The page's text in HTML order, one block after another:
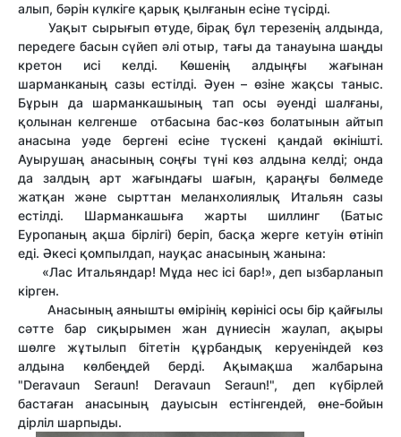
алып, бәрін күлкіге қарық қылғанын есіне түсірді.
Уақыт сырығып өтуде, бірақ бұл терезенің алдында,
передеге басын сүйеп әлі отыр, тағы да танауына шаңды
кретон исі келді. Көшенің алдыңғы жағынан
шарманканың сазы естілді. Әуен – өзіне жақсы таныс.
Бұрын да шарманкашының тап осы әуенді шалғаны,
қолынан келгенше отбасына бас-көз болатынын айтып
анасына уәде бергені есіне түскені қандай өкінішті.
Ауырушаң анасының соңғы түні көз алдына келді; онда
да залдың арт жағындағы шағын, қараңғы бөлмеде
жатқан және сырттан меланхолиялық Итальян сазы
естілді. Шарманкашыға жарты шиллинг (Батыс
Еуропаның ақша бірлігі) беріп, басқа жерге кетуін өтініп
еді. Әкесі қомпылдап, науқас анасының жанына:
«Лас Итальяндар! Мұда нес ісі бар!», деп ызбарланып
кірген.
Анасының аянышты өмірінің көрінісі осы бір қайғылы
сәтте бар сиқырымен жан дүниесін жаулап, ақыры
шөлге жұтылып бітетін құрбандық керуеніндей көз
алдына көлбеңдей берді. Ақымақша жалбарына
"Deravaun Seraun! Deravaun Seraun!", деп күбірлей
бастаған анасының дауысын естінгендей, өне-бойын
дірліл шарпыды.